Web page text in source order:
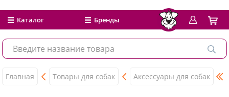
Каталог Бренды
Главная Товары для собак Аксессуары для собак